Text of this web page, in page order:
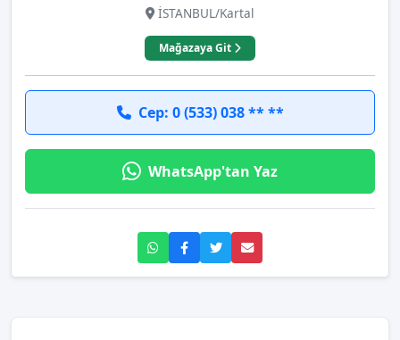
İSTANBUL/Kartal
Mağazaya Git
Cep: 0 (533) 038 ** **
WhatsApp'tan Yaz